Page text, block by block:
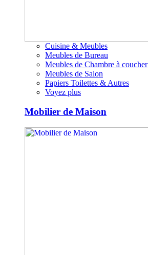
Cuisine & Meubles
Meubles de Bureau
Meubles de Chambre à coucher
Meubles de Salon
Papiers Toilettes & Autres
Voyez plus
Mobilier de Maison